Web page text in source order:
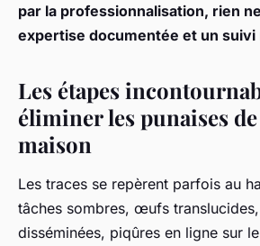
par la professionnalisation, rien
expertise documentée et un suivi
Les étapes
éliminer les punaises
maison
Les traces se repèrent parfois au
tâches sombres, œufs
disséminées, piqûres en ligne sur